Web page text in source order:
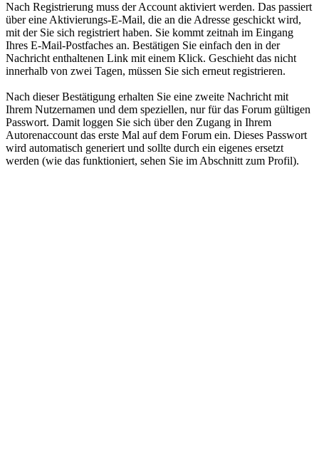
Nach Registrierung muss der Account aktiviert werden. Das passiert
über eine Aktivierungs-E-Mail, die an die Adresse geschickt wird,
mit der Sie sich registriert haben. Sie kommt zeitnah im Eingang
Ihres E-Mail-Postfaches an. Bestätigen Sie einfach den in der
Nachricht enthaltenen Link mit einem Klick. Geschieht das nicht
innerhalb von zwei Tagen, müssen Sie sich erneut registrieren.
Nach dieser Bestätigung erhalten Sie eine zweite Nachricht mit
Ihrem Nutzernamen und dem speziellen, nur für das Forum gültigen
Passwort. Damit loggen Sie sich über den Zugang in Ihrem
Autorenaccount das erste Mal auf dem Forum ein. Dieses Passwort
wird automatisch generiert und sollte durch ein eigenes ersetzt
werden (wie das funktioniert, sehen Sie im Abschnitt zum Profil).